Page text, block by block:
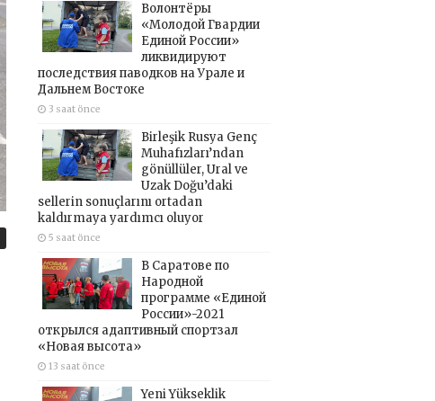
Волонтёры
«Молодой Гвардии
Единой России»
ликвидируют
последствия паводков на Урале и
Дальнем Востоке
3 saat önce
Birleşik Rusya Genç
Muhafızları’ndan
gönüllüler, Ural ve
Uzak Doğu’daki
sellerin sonuçlarını ortadan
kaldırmaya yardımcı oluyor
5 saat önce
В Саратове по
Народной
программе «Единой
России»-2021
открылся адаптивный спортзал
«Новая высота»
13 saat önce
Yeni Yükseklik